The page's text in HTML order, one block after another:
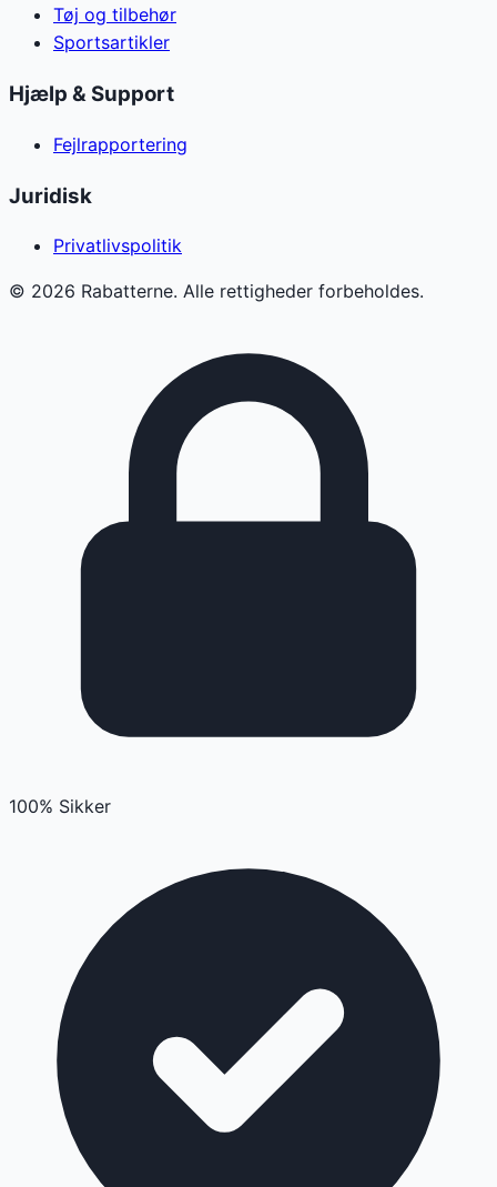
Tøj og tilbehør
Sportsartikler
Hjælp & Support
Fejlrapportering
Juridisk
Privatlivspolitik
© 2026 Rabatterne. Alle rettigheder forbeholdes.
100% Sikker